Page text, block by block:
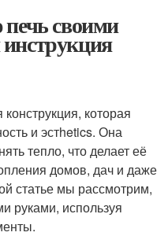
своими
которая
и эстhetics. Она
тепло, что делает её
домов, дач и даже
статье мы рассмотрим,
руками, используя